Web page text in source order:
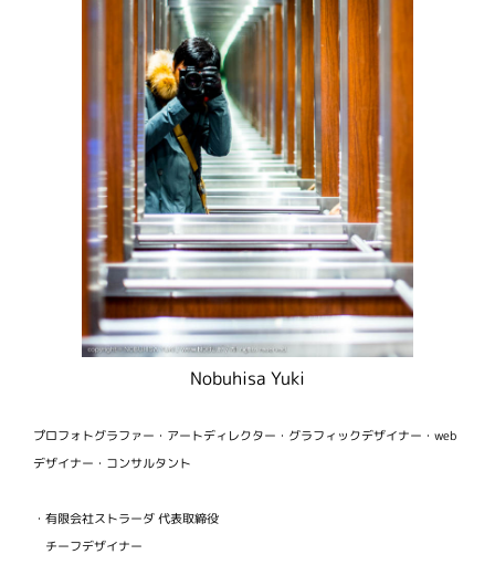
Nobuhisa Yuki
プロフォトグラファー・アートディレクター・グラフィックデザイナー・web
デザイナー・コンサルタント
・有限会社ストラーダ 代表取締役
チーフデザイナー